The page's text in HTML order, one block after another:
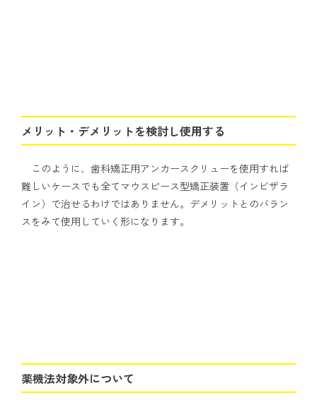
メリット・デメリットを検討し使用する
このように、歯科矯正用アンカースクリューを使用すれば
難しいケースでも全てマウスピース型矯正装置（インビザラ
イン）で治せるわけではありません。デメリットとのバラン
スをみて使用していく形になります。
薬機法対象外について